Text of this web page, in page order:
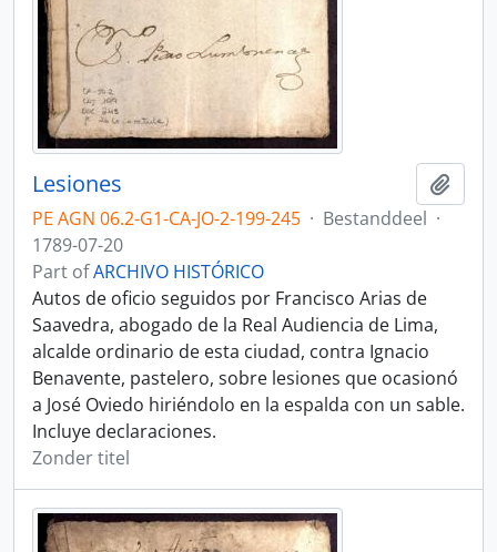
Lesiones
PE AGN 06.2-G1-CA-JO-2-199-245 · Bestanddeel ·
1789-07-20
Part ofARCHIVO HISTÓRICO
Autos de oficio seguidos por Francisco Arias de
Saavedra, abogado de la Real Audiencia de Lima,
alcalde ordinario de esta ciudad, contra Ignacio
Benavente, pastelero, sobre lesiones que ocasionó
a José Oviedo hiriéndolo en la espalda con un sable.
Incluye declaraciones.
Zonder titel